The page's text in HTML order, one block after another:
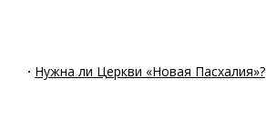
· Нужна ли Церкви «Новая Пасхалия»?